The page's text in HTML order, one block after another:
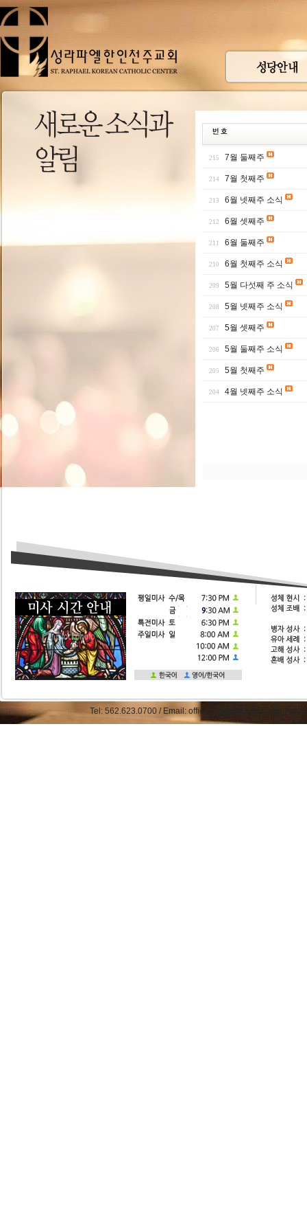
215 7월 둘째주
214 7월 첫째주
213 6월 넷째주 소식
212 6월 셋째주
211 6월 둘째주
210 6월 첫째주 소식
209 5월 다섯째 주 소식
208 5월 넷째주 소식
207 5월 셋째주
206 5월 둘째주 소식
205 5월 첫째주
204 4월 넷째주 소식
Tel: 562.623.0700 / Email: office@straphaelkcc.org /